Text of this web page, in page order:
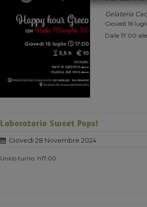
Gelateria
Giovedì 16
Dalle 17:00
Laboratorio Sweet Pops!
Giovedi 28 Novembre 2024
Unico turno: h17.00